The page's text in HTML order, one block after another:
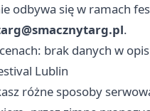
odbywa się w ramach
.
brak danych w
Lublin
różne sposoby